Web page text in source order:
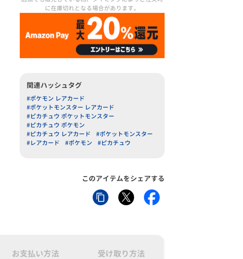
に在庫切れとなる場合があります。
関連ハッシュタグ
#ポケモン レアカード
#ポケットモンスター レアカード
#ピカチュウ ポケットモンスター
#ピカチュウ ポケモン
#ピカチュウ レアカード
#ポケットモンスター
#レアカード
#ポケモン #ピカチュウ
このアイテムをシェアする
お支払い方法 受け取り方法